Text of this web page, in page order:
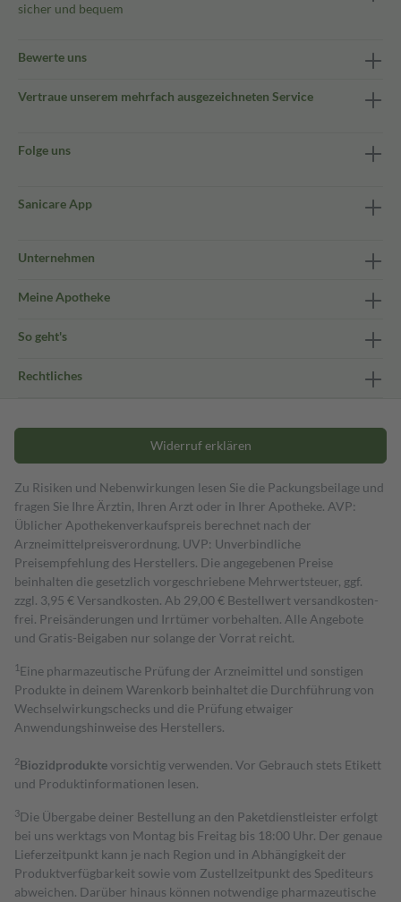
sicher und bequem
Bewerte uns
Vertraue unserem mehrfach ausgezeichneten Service
Folge uns
Sanicare App
Unternehmen
Meine Apotheke
So geht's
Rechtliches
Widerruf erklären
Zu Risiken und Nebenwirkungen lesen Sie die Packungsbeilage und
fragen Sie Ihre Ärztin, Ihren Arzt oder in Ihrer Apotheke. AVP:
Üblicher Apothekenverkaufspreis berechnet nach der
Arzneimittelpreisverordnung. UVP: Unverbindliche
Preisempfehlung des Herstellers. Die angegebenen Preise
beinhalten die gesetzlich vorgeschriebene Mehrwertsteuer, ggf.
zzgl. 3,95 € Versandkosten. Ab 29,00 € Bestell­wert versand­kosten­
frei. Preisänderungen und Irrtümer vorbehalten. Alle Angebote
und Gratis-Beigaben nur solange der Vorrat reicht.
1 Eine pharmazeutische Prüfung der Arzneimittel und sonstigen
Produkte in deinem Warenkorb beinhaltet die Durchführung von
Wechselwirkungschecks und die Prüfung etwaiger
Anwendungshinweise des Herstellers.
2Biozidproduktevorsichtig verwenden. Vor Gebrauch stets Etikett
und Produktinformationen lesen.
3Die Übergabe deiner Bestellung an den Paketdienstleister erfolgt
bei uns werktags von Montag bis Freitag bis 18:00 Uhr. Der genaue
Lieferzeitpunkt kann je nach Region und in Abhängigkeit der
Produktverfügbarkeit sowie vom Zustellzeitpunkt des Spediteurs
abweichen. Darüber hinaus können notwendige pharmazeutische